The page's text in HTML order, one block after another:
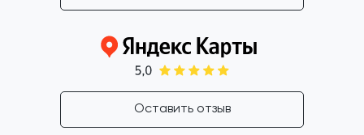
Оставить отзыв